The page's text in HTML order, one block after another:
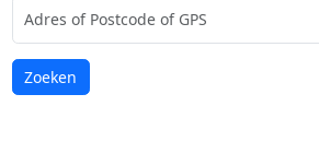
Laden...
Zoeken